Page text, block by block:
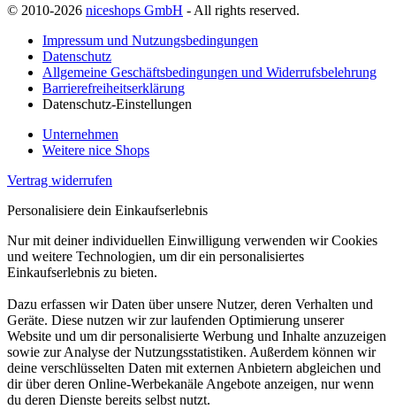
© 2010-2026 niceshops GmbH - All rights reserved.
Impressum und Nutzungsbedingungen
Datenschutz
Allgemeine Geschäftsbedingungen und Widerrufsbelehrung
Barrierefreiheitserklärung
Datenschutz-Einstellungen
Unternehmen
Weitere nice Shops
Vertrag widerrufen
Personalisiere dein Einkaufserlebnis
Nur mit deiner individuellen Einwilligung verwenden wir Cookies
und weitere Technologien, um dir ein personalisiertes
Einkaufserlebnis zu bieten.
Dazu erfassen wir Daten über unsere Nutzer, deren Verhalten und
Geräte. Diese nutzen wir zur laufenden Optimierung unserer
Website und um dir personalisierte Werbung und Inhalte anzuzeigen
sowie zur Analyse der Nutzungsstatistiken. Außerdem können wir
deine verschlüsselten Daten mit externen Anbietern abgleichen und
dir über deren Online-Werbekanäle Angebote anzeigen, nur wenn
du deren Dienste bereits selbst nutzt.